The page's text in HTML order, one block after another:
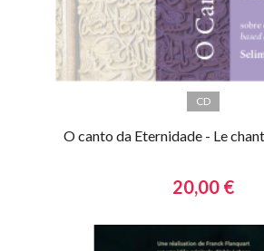
CD
O canto da Eternidade - Le
20,00 €